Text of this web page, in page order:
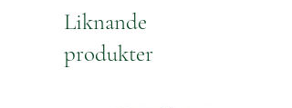
Liknande
produkter